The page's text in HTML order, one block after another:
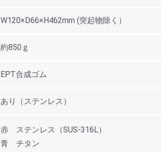
W120×D66×H462mm (突起物除く）
約850ｇ
EPT合成ゴム
あり（ステンレス）
赤 ステンレス（SUS-316L）
青 チタン